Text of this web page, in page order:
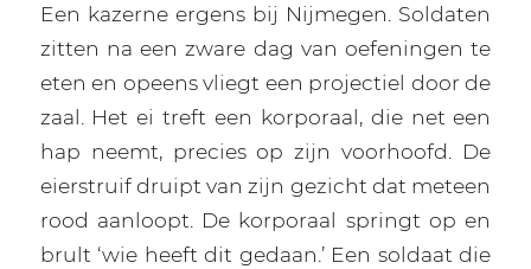
Een kazerne ergens bij Nijmegen. Soldaten
zitten na een zware dag van oefeningen te
eten en opeens vliegt een projectiel door de
zaal. Het ei treft een korporaal, die net een
hap neemt, precies op zijn voorhoofd. De
eierstruif druipt van zijn gezicht dat meteen
rood aanloopt. De korporaal springt op en
brult ‘wie heeft dit gedaan.’ Een soldaat die